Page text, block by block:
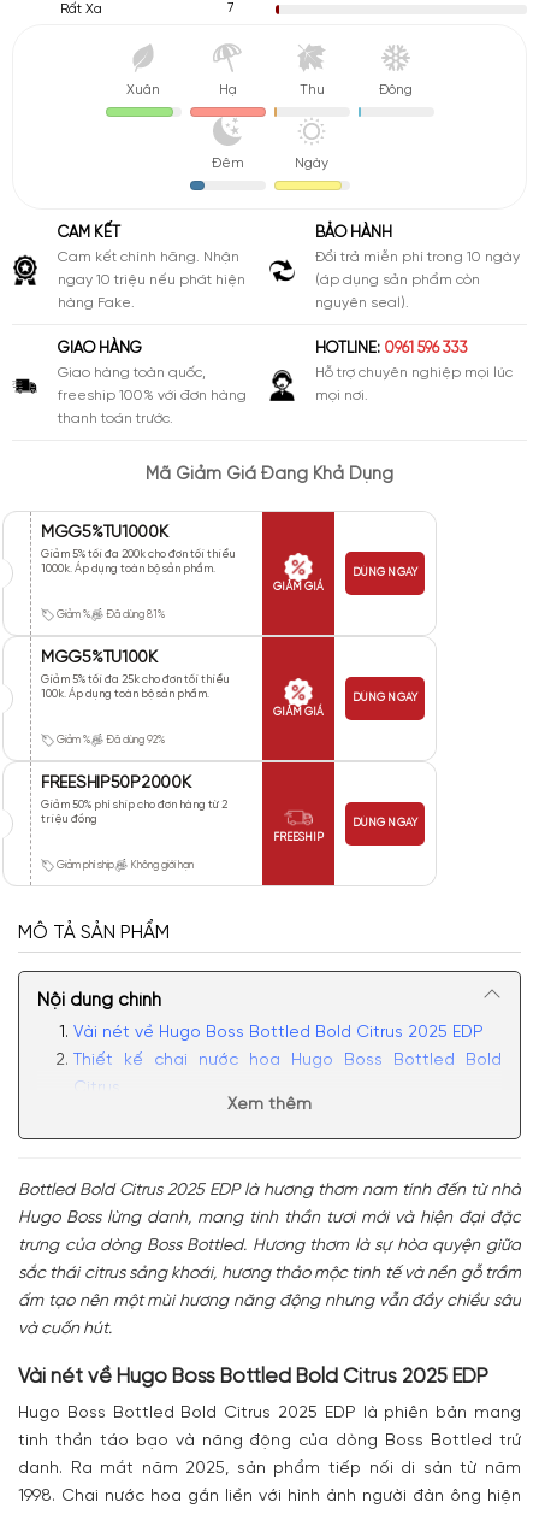
Rất Xa
7
Xuân Hạ Thu Đông
Đêm Ngày
CAM KẾT
Cam kết chính hãng. Nhận
ngay 10 triệu nếu phát hiện
hàng Fake.
BẢO HÀNH
Đổi trả miễn phí trong 10 ngày
(áp dụng sản phẩm còn
nguyên seal).
GIAO HÀNG
Giao hàng toàn quốc,
freeship 100% với đơn hàng
thanh toán trước.
HOTLINE: 0961 596 333
Hỗ trợ chuyên nghiệp mọi lúc
mọi nơi.
Mã Giảm Giá Đang Khả Dụng
MGG5%TU1000K
Giảm 5% tối đa 200k cho đơn tối thiểu
1000k. Áp dụng toàn bộ sản phẩm.
Giảm % Đã dùng 81%
GIẢM GIÁ
DÙNG NGAY
MGG5%TU100K
Giảm 5% tối đa 25k cho đơn tối thiểu
100k. Áp dụng toàn bộ sản phẩm.
Giảm % Đã dùng 92%
GIẢM GIÁ
DÙNG NGAY
FREESHIP50P2000K
Giảm 50% phí ship cho đơn hàng từ 2
triệu đồng
Giảm phí ship Không giới hạn
FREESHIP
DÙNG NGAY
MÔ TẢ SẢN PHẨM
Nội dung chính
Vài nét về Hugo Boss Bottled Bold Citrus 2025 EDP
Thiết kế chai nước hoa Hugo Boss Bottled Bold
Citrus
mẽ đầy nam tính
Bold Citrus Eau De Parfum
Xem thêm
Bottled Bold Citrus 2025 EDP là hương thơm nam tính đến từ nhà
Hugo Boss lừng danh, mang tinh thần tươi mới và hiện đại đặc
trưng của dòng Boss Bottled. Hương thơm là sự hòa quyện giữa
sắc thái citrus sảng khoái, hương thảo mộc tinh tế và nền gỗ trầm
ấm tạo nên một mùi hương năng động nhưng vẫn đầy chiều sâu
và cuốn hút.
Vài nét về Hugo Boss Bottled Bold Citrus 2025 EDP
Hugo Boss Bottled Bold Citrus 2025 EDP là phiên bản mang
tinh thần táo bạo và năng động của dòng Boss Bottled trứ
danh. Ra mắt năm 2025, sản phẩm tiếp nối di sản từ năm
1998. Chai nước hoa gắn liền với hình ảnh người đàn ông hiện